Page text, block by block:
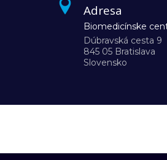
Adresa
Biomedicínske
Dúbravská cesta 9
845 05 Bratislava
Slovensko